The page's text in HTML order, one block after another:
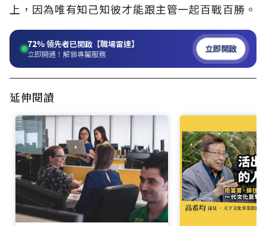
上，因為唯有知己知彼才能跟主管一起百戰百勝。
72%領先者已開啟【職場雷達】
立即開通！解鎖專屬服務 立即開啟
延伸閱讀